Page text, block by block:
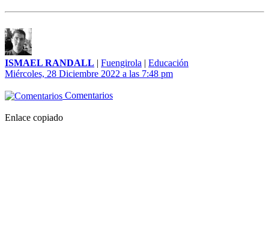
ISMAEL RANDALL | Fuengirola | Educación
Miércoles, 28 Diciembre 2022 a las 7:48 pm
Comentarios
Enlace copiado